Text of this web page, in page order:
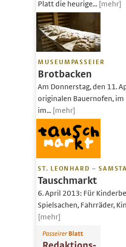
Platt die heurige... [mehr]
MUSEUMPASSEIER
Brotbacken
Am Donnerstag, den 11.
originalen Bauernofen,
im... [mehr]
ST. LEONHARD –
Tauschmarkt
6. April 2013: Für
Spielsachen, Fahrräder,
[mehr]